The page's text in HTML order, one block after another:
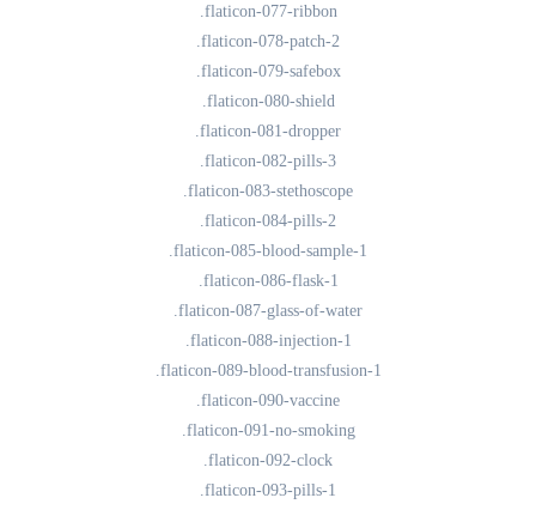
.flaticon-077-ribbon
.flaticon-078-patch-2
.flaticon-079-safebox
.flaticon-080-shield
.flaticon-081-dropper
.flaticon-082-pills-3
.flaticon-083-stethoscope
.flaticon-084-pills-2
.flaticon-085-blood-sample-1
.flaticon-086-flask-1
.flaticon-087-glass-of-water
.flaticon-088-injection-1
.flaticon-089-blood-transfusion-1
.flaticon-090-vaccine
.flaticon-091-no-smoking
.flaticon-092-clock
.flaticon-093-pills-1